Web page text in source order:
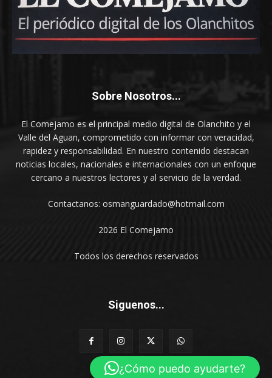
Sobre Nosotros...
El Comejamo es el principal medio digital de Olanchito y el
Valle del Aguan, comprometido con informar con veracidad,
rapidez y responsabilidad. En nuestro contenido destacan
noticias locales, nacionales e internacionales con un enfoque
cercano a nuestros lectores y al servicio de la verdad.
Contactanos: osmanguardado@hotmail.com
2026 El Comejamo
Todos los derechos reservados
Siguenos...
¿Cómo puedo ayudarte?